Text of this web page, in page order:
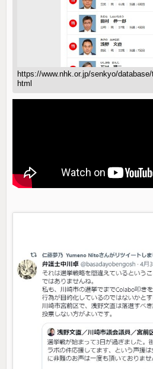
https://www.nhk.or.jp/senkyo/
html